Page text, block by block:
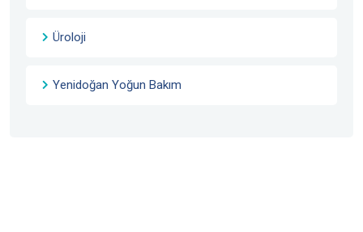
Üroloji
Yenidoğan Yoğun Bakım